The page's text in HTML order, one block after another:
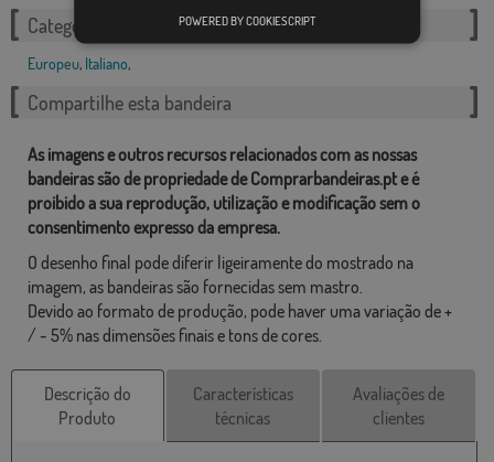
Categorias relacionadas:
Europeu, Italiano,
Compartilhe esta bandeira
As imagens e outros recursos relacionados com as nossas
bandeiras são de propriedade de Comprarbandeiras.pt e é
proibido a sua reprodução, utilização e modificação sem o
consentimento expresso da empresa.
O desenho final pode diferir ligeiramente do mostrado na
imagem, as bandeiras são fornecidas sem mastro.
Devido ao formato de produção, pode haver uma variação de +
/ - 5% nas dimensões finais e tons de cores.
Descrição do
Produto
Características
técnicas
Avaliações de
clientes
POWERED BY COOKIESCRIPT